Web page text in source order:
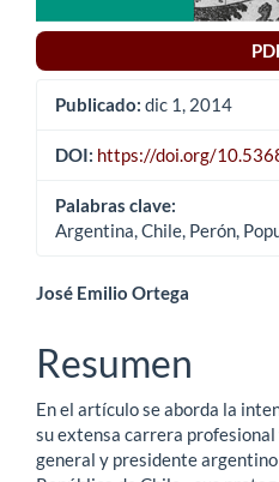
Publicado: dic 1, 2014
DOI: https://doi.org/
Palabras clave:
Argentina, Chile, Perón,
Contenido
principal
del
artículo
José Emilio Ortega
Resumen
En el artículo se aborda la
su extensa carrera
general y presidente